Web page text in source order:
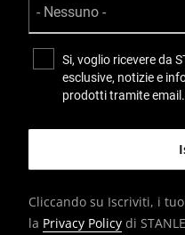
Si, voglio ricevere da
esclusive, notizie e
prodotti tramite email.
Cliccando su Iscriviti, i
la Privacy Policy di